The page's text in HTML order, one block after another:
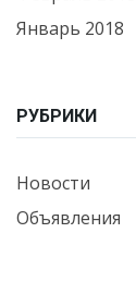
Январь 2018
РУБРИКИ
Новости
Объявления